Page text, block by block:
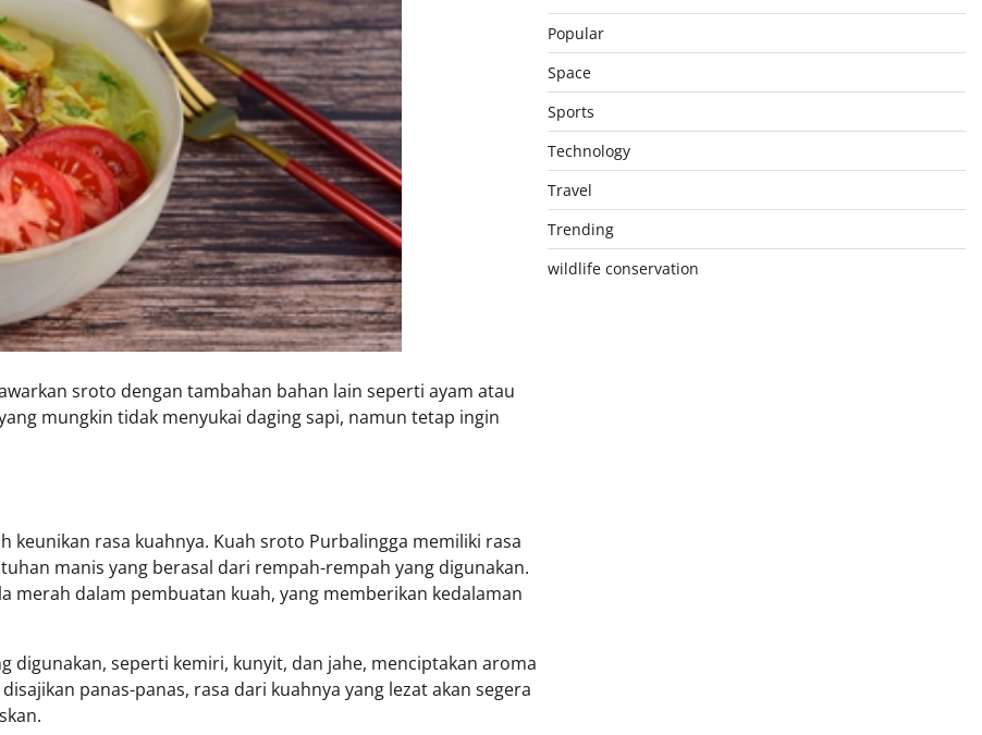
sroto dengan tambahan bahan lain seperti ayam atau
mungkin tidak menyukai daging sapi, namun tetap ingin
rasa kuahnya. Kuah sroto Purbalingga memiliki rasa
manis yang berasal dari rempah-rempah yang digunakan.
merah dalam pembuatan kuah, yang memberikan kedalaman
seperti kemiri, kunyit, dan jahe, menciptakan aroma
panas-panas, rasa dari kuahnya yang lezat akan segera
Popular
Space
Sports
Technology
Travel
Trending
wildlife conservation